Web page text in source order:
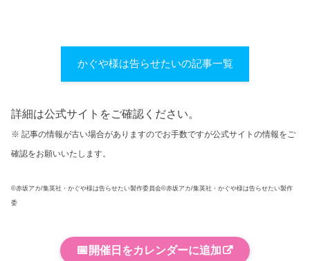
かぐや様は告らせたいの記事一覧
詳細は公式サイトをご確認ください。
※ 記事の情報が古い場合がありますのでお手数ですが公式サイトの情報をご
確認をお願いいたします。
©赤坂アカ/集英社・かぐや様は告らせたい製作委員会©赤坂アカ/集英社・かぐや様は告らせたい製作
委
📅 開催日をカレンダーに追加